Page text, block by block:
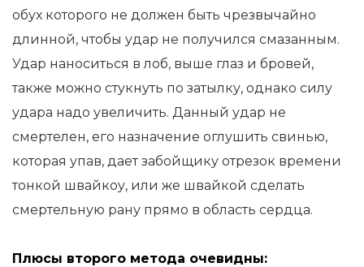
обух которого не должен быть чрезвычайно
длинной, чтобы удар не получился смазанным.
Удар наноситься в лоб, выше глаз и бровей,
также можно стукнуть по затылку, однако силу
удара надо увеличить. Данный удар не
смертелен, его назначение оглушить свинью,
которая упав, дает забойщику отрезок времени
тонкой швайкоу, или же швайкой сделать
смертельную рану прямо в область сердца.
Плюсы второго метода очевидны: